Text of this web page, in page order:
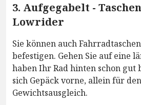
3. Aufgegabelt -
Lowrider
Sie können auch
befestigen. Gehen Sie auf eine
haben Ihr Rad hinten schon gut
sich Gepäck vorne, allein für den
Gewichtsausgleich.